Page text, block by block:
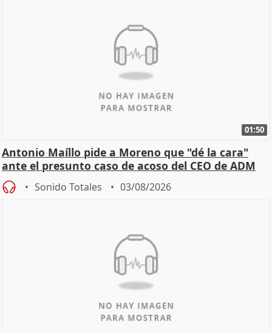
01:50
Antonio Maíllo pide a Moreno que "dé la cara"
ante el presunto caso de acoso del CEO de ADM
Sonido Totales 03/08/2026